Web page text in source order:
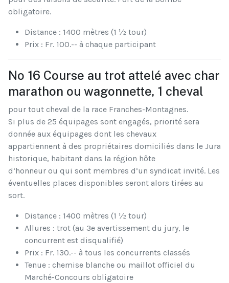
obligatoire.
Distance : 1400 mètres (1 ½ tour)
Prix : Fr. 100.-- à chaque participant
No 16 Course au trot attelé avec char
marathon ou wagonnette, 1 cheval
pour tout cheval de la race Franches-Montagnes.
Si plus de 25 équipages sont engagés, priorité sera
donnée aux équipages dont les chevaux
appartiennent à des propriétaires domiciliés dans le Jura
historique, habitant dans la région hôte
d’honneur ou qui sont membres d’un syndicat invité. Les
éventuelles places disponibles seront alors tirées au
sort.
Distance : 1400 mètres (1 ½ tour)
Allures : trot (au 3e avertissement du jury, le
concurrent est disqualifié)
Prix : Fr. 130.-- à tous les concurrents classés
Tenue : chemise blanche ou maillot officiel du
Marché-Concours obligatoire